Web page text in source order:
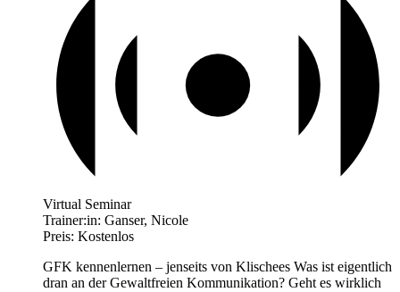
Virtual Seminar
Trainer:in: Ganser, Nicole
Preis: Kostenlos
GFK kennenlernen – jenseits von Klischees Was ist eigentlich
dran an der Gewaltfreien Kommunikation? Geht es wirklich